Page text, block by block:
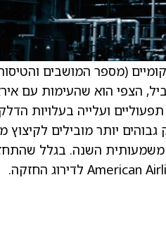
(מספר המושבים
הצפי הוא שהעימות עם
ועלייה בעלויות
יותר מובילים לקיצוץ
השנה. בגלל